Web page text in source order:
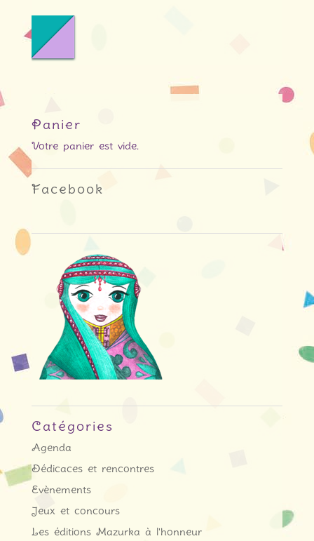
Panier
Votre panier est vide.
Facebook
Catégories
Agenda
Dédicaces et rencontres
Evènements
Jeux et concours
Les éditions Mazurka à l'honneur